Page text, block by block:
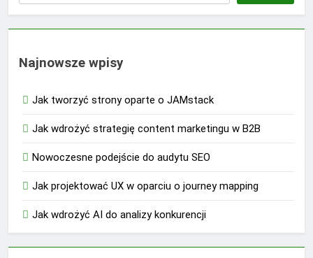
Najnowsze wpisy
Jak tworzyć strony oparte o JAMstack
Jak wdrożyć strategię content marketingu w B2B
Nowoczesne podejście do audytu SEO
Jak projektować UX w oparciu o journey mapping
Jak wdrożyć AI do analizy konkurencji